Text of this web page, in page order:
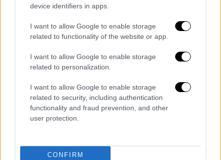
device identifiers in apps.
I want to allow Google to enable storage
related to functionality of the website or app.
I want to allow Google to enable storage
related to personalization.
I want to allow Google to enable storage
related to security, including authentication
functionality and fraud prevention, and other
user protection.
CONFIRM
Lifestyle|21.03.2025 20:00
Η Κατερίνα Παπουτσάκη αναγκάστηκε
να ακυρώσει τη σημερινή της εμφάνιση
- Ο λόγος
Η ηθοποιός εμφανίζεται κάθε Παρασκευή σε
γνωστή μουσική σκηνή της Αθήνας